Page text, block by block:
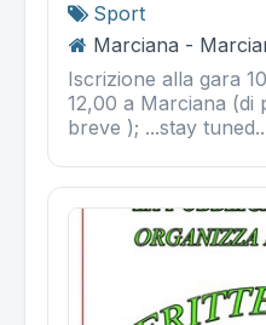
Sport
Marciana -
Iscrizione alla gara
12,00 a Marciana (di
breve ); ...stay